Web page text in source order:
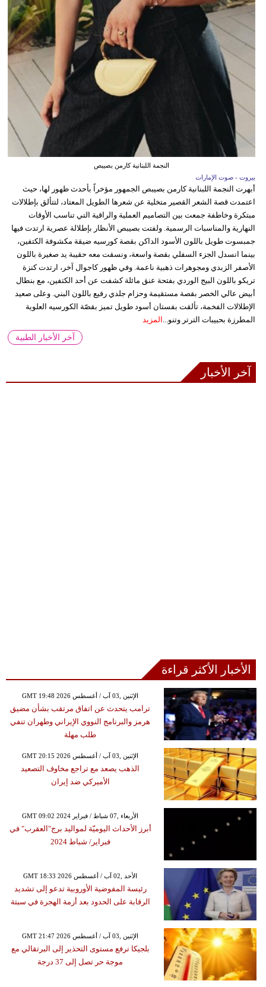
النجمة اللبنانية كارمن بصيبص
بيروت - صوت الإمارات
أبهرت النجمة اللبنانية كارمن بصيبص الجمهور مؤخراً بأحدث ظهور لها، حيث
اعتمدت قصة الشعر القصير متخلية عن شعرها الطويل المعتاد، لتتألق بإطلالات
مبتكرة وخاطفة جمعت بين التصاميم العملية والراقية التي تناسب الأوقات
النهارية والمناسبات الرسمية. ولفتت بصيبص الأنظار بإطلالة عصرية ارتدت فيها
جمبسوت طويل باللون الأسود الداكن بقصة كورسيه ضيقة مكشوفة الكتفين،
بينما انسدل الجزء السفلي بقصة واسعة، ونسقت معه حقيبة يد صغيرة باللون
الأصفر الزبدي ومجوهرات ذهبية ناعمة. وفي ظهور كاجوال آخر، ارتدت كنزة
تريكو باللون البيج الوردي بفتحة عنق مائلة كشفت عن أحد الكتفين، مع بنطال
أبيض عالي الخصر بقصة مستقيمة وحزام جلدي رفيع باللون البني. وعلى صعيد
الإطلالات الفخمة، تألقت بفستان أسود طويل تميز بقصّة الكورسيه العلوية
المطرزة بحبيبات الترتر وتنو... المزيد
آخر الأخبار الطبية
آخر الأخبار
الأخبار الأكثر قراءة
GMT 19:48 2026 الإثنين ,03 آب / أغسطس
ترامب يتحدث عن اتفاق مرتقب بشأن مضيق
هرمز والبرنامج النووي الإيراني وطهران تنفي
طلب مهلة
GMT 20:15 2026 الإثنين ,03 آب / أغسطس
الذهب يصعد مع تراجع مخاوف التصعيد
الأميركي ضد إيران
GMT 09:02 2024 الأربعاء ,07 شباط / فبراير
أبرز الأحداث اليوميّة لمواليد برج"العقرب" في
فبراير/ شباط 2024
GMT 18:33 2026 الأحد ,02 آب / أغسطس
رئيسة المفوضية الأوروبية تدعو إلى تشديد
الرقابة على الحدود بعد أزمة الهجرة في سبتة
GMT 21:47 2026 الإثنين ,03 آب / أغسطس
بلجيكا ترفع مستوى التحذير إلى البرتقالي مع
موجة حر تصل إلى 37 درجة